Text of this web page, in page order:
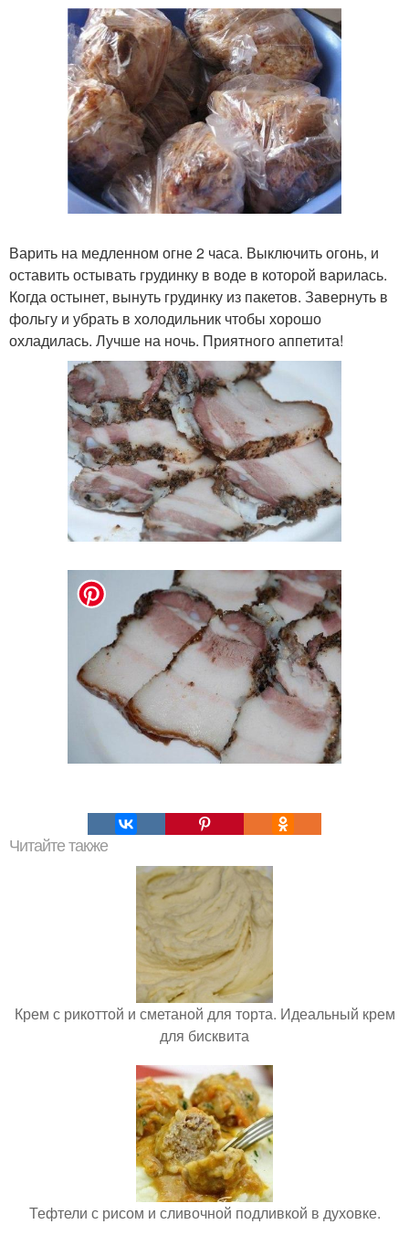
Варить на медленном огне 2 часа. Выключить огонь, и
оставить остывать грудинку в воде в которой варилась.
Когда остынет, вынуть грудинку из пакетов. Завернуть в
фольгу и убрать в холодильник чтобы хорошо
охладилась. Лучше на ночь. Приятного аппетита!
Читайте также
Крем с рикоттой и сметаной для торта. Идеальный крем
для бисквита
Тефтели с рисом и сливочной подливкой в духовке.